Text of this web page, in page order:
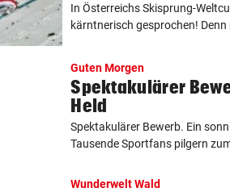
In Österreichs Skisprung-
kärntnerisch gesprochen! Denn
Guten Morgen
Spektakulärer
Held
Spektakulärer Bewerb. Ein
Tausende Sportfans pilgern
Wunderwelt Wald